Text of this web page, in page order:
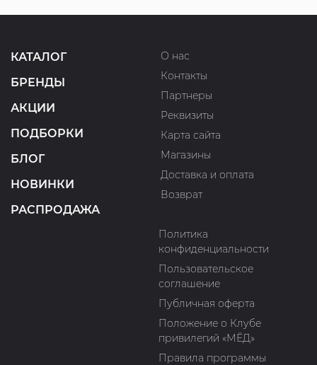
КАТАЛОГ
БРЕНДЫ
АКЦИИ
ПОДБОРКИ
БЛОГ
НОВИНКИ
РАСПРОДАЖА
О нас
Контакты
Партнеры
Реквизиты
Карта сайта
Магазины
Доставка и оплата
Возврат
Политика
конфиденциальности
Пользовательское
соглашение
Публичная оферта
Положение о Клубе
привилегий «МЁД»
Правила программы